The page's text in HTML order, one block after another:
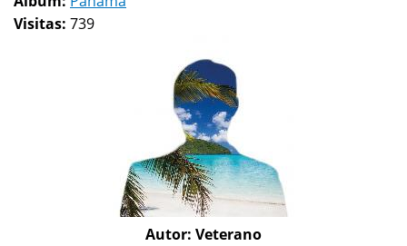
Visitas: 739
Autor: Veterano